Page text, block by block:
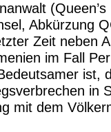
(Queen’s
Abkürzung
Zeit neben
im Fall
ist,
in
mit dem